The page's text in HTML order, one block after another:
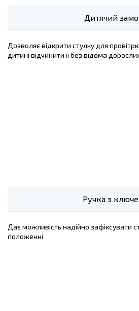
Дитячий
Дозволяє відкрити стулку для
дитині відчинити її без відома
Ручка з
Дає можливість надійно зафіксувати
положенні